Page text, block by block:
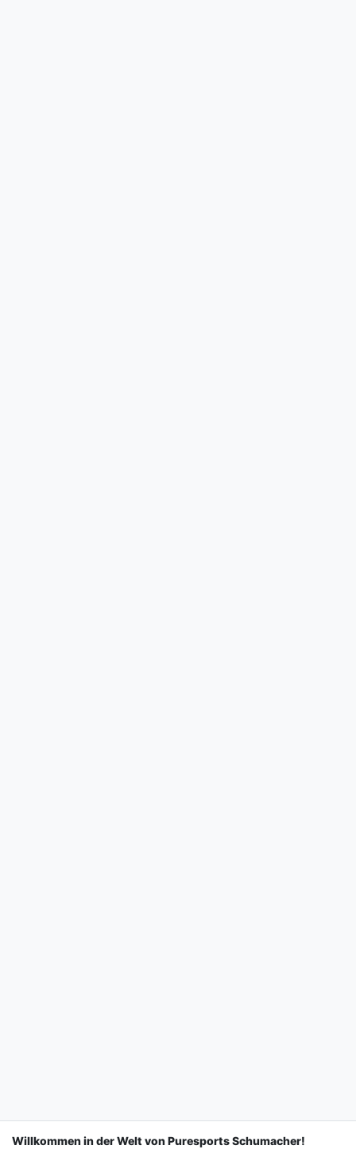
Willkommen in der Welt von Puresports Schumacher!